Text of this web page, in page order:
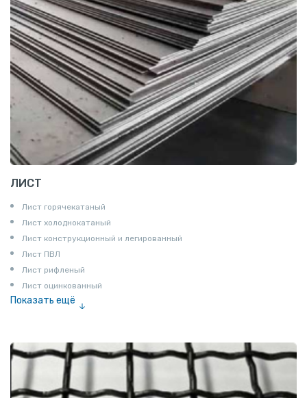
ЛИСТ
Лист горячекатаный
Лист холоднокатаный
Лист конструкционный и легированный
Лист ПВЛ
Лист рифленый
Лист оцинкованный
Показать ещё